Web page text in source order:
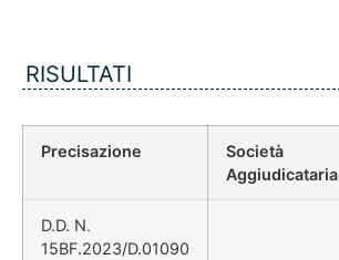
RISULTATI
Precisazione
Società
Aggiudicataria
D.D. N.
15BF.2023/D.01090